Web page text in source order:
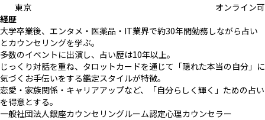
東京
オンライン可
経歴
大学卒業後、エンタメ・医薬品・IT業界で約30年間勤務しながら占い
とカウンセリングを学ぶ。
多数のイベントに出演し、占い歴は10年以上。
じっくり対話を重ね、タロットカードを通じて「隠れた本当の自分」に
気づくお手伝いをする鑑定スタイルが特徴。
恋愛・家族関係・キャリアアップなど、「自分らしく輝く」ための占い
を得意とする。
一般社団法人銀座カウンセリングルーム認定心理カウンセラー